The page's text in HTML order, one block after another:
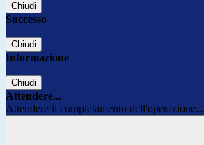
Chiudi
Successo
Chiudi
Informazione
Chiudi
Attendere...
Attendere il completamento dell'operazione...